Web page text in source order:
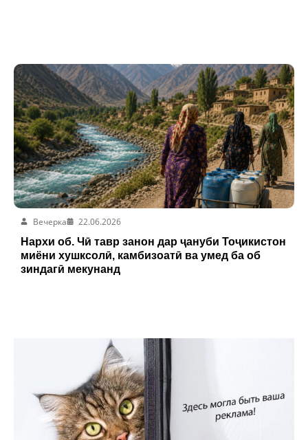
Вечерка
22.06.2026
Нархи об. Чӣ тавр занон дар ҷануби Тоҷикистон
миёни хушксолӣ, камбизоатӣ ва умед ба об
зиндагӣ мекунанд